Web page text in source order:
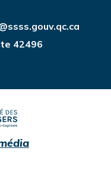
42496
undefined